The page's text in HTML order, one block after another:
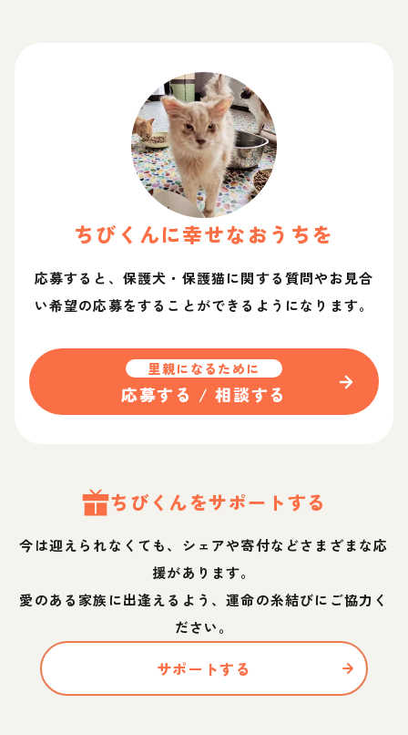
ちび くんに幸せなおうちを
応募すると、保護犬・保護猫に関する質問やお見合
い希望の応募をすることができるようになります。
里親になるために
応募する / 相談する
ちびくんをサポートする
今は迎えられなくても、シェアや寄付などさまざまな応
援があります。
愛のある家族に出逢えるよう、運命の糸結びにご協力く
ださい。
サポートする